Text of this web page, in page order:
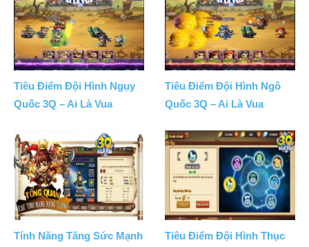
Tiêu Điểm Đội Hình Ngụy
Quốc 3Q – Ai Là Vua
Tiêu Điểm Đội Hình Ngô
Quốc 3Q – Ai Là Vua
Tính Năng Tăng Sức Mạnh
Tiêu Điểm Đội Hình Thục